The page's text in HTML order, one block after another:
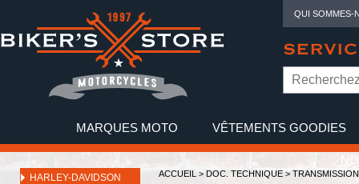
QUI SOMMES-
MARQUES MOTO VÊTEMENTS GOODIES
HARLEY-DAVIDSON
ACCUEIL > DOC. TECHNIQUE > TRANSMISSION